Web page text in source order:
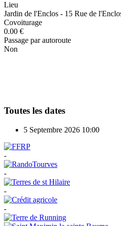
Lieu
Jardin de l'Enclos - 15 Rue de
Covoiturage
0.00 €
Passage par autoroute
Non
Toutes les dates
5 Septembre 2026 10:00
-
-
-
-